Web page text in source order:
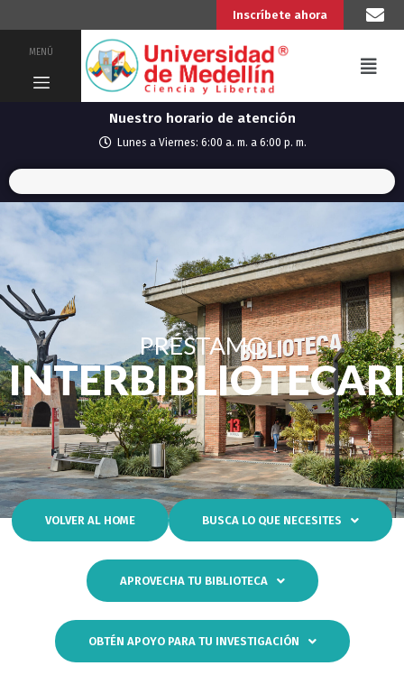
Inscríbete ahora
MENÚ
Nuestro horario de atención
Lunes a Viernes: 6:00 a. m. a 6:00 p. m.
PRÉSTAMO
VOLVER AL HOME BUSCA LO QUE NECESITES
APROVECHA TU BIBLIOTECA
OBTÉN APOYO PARA TU INVESTIGACIÓN